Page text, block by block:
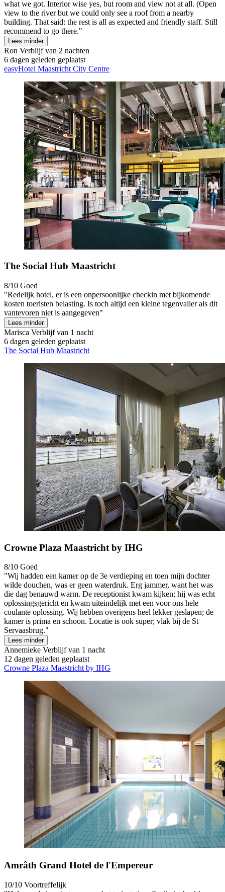
what we got. Interior wise yes, but room and view not at all. (Open
view to the river but we could only see a roof from a nearby
building. That said: the rest is all as expected and friendly staff. Still
recommend to go there."
Lees minder
Ron Verblijf van 2 nachten
6 dagen geleden geplaatst
easyHotel Maastricht City Centre
The Social Hub Maastricht
8/10 Goed
"Redelijk hotel, er is een onpersoonlijke checkin met bijkomende
kosten toeristen belasting. Is toch altijd een kleine tegenvaller als dit
vantevoren niet is aangegeven"
Lees minder
Marisca Verblijf van 1 nacht
6 dagen geleden geplaatst
The Social Hub Maastricht
Crowne Plaza Maastricht by IHG
8/10 Goed
"Wij hadden een kamer op de 3e verdieping en toen mijn dochter
wilde douchen, was er geen waterdruk. Erg jammer, want het was
die dag benauwd warm. De receptionist kwam kijken; hij was echt
oplossingsgericht en kwam uiteindelijk met een voor ons hele
coulante oplossing. Wij hebben overigens heel lekker geslapen; de
kamer is prima en schoon. Locatie is ook super; vlak bij de St
Servaasbrug."
Lees minder
Annemieke Verblijf van 1 nacht
12 dagen geleden geplaatst
Crowne Plaza Maastricht by IHG
Amrâth Grand Hotel de l'Empereur
10/10 Voortreffelijk